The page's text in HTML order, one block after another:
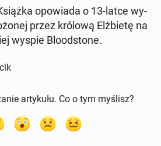
opo­wia­da o 13-latce wy­
przez królową Elż­bie­tę na
wyspie Blo­od­sto­ne.
artykułu. Co o tym myślisz?